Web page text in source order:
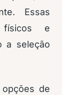
Essas
físicos e
a seleção
de